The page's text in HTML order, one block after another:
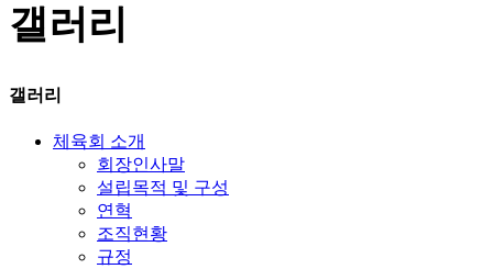
갤러리
갤러리
체육회 소개
회장인사말
설립목적 및 구성
연혁
조직현황
규정